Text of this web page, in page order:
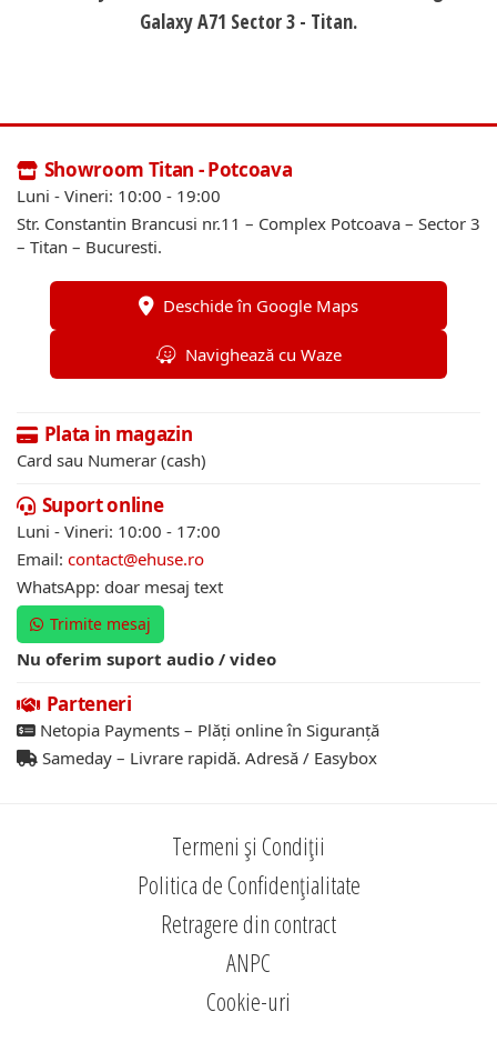
Galaxy A71 Sector 3 - Titan.
Showroom Titan - Potcoava
Luni - Vineri: 10:00 - 19:00
Str. Constantin Brancusi nr.11 – Complex Potcoava – Sector 3
– Titan – Bucuresti.
Deschide în Google Maps
Navighează cu Waze
Plata in magazin
Card sau Numerar (cash)
Suport online
Luni - Vineri: 10:00 - 17:00
Email: contact@ehuse.ro
WhatsApp: doar mesaj text
Trimite mesaj
Nu oferim suport audio / video
Parteneri
Netopia Payments – Plăți online în Siguranță
Sameday – Livrare rapidă. Adresă / Easybox
Termeni și Condiții
Politica de Confidențialitate
Retragere din contract
ANPC
Cookie-uri